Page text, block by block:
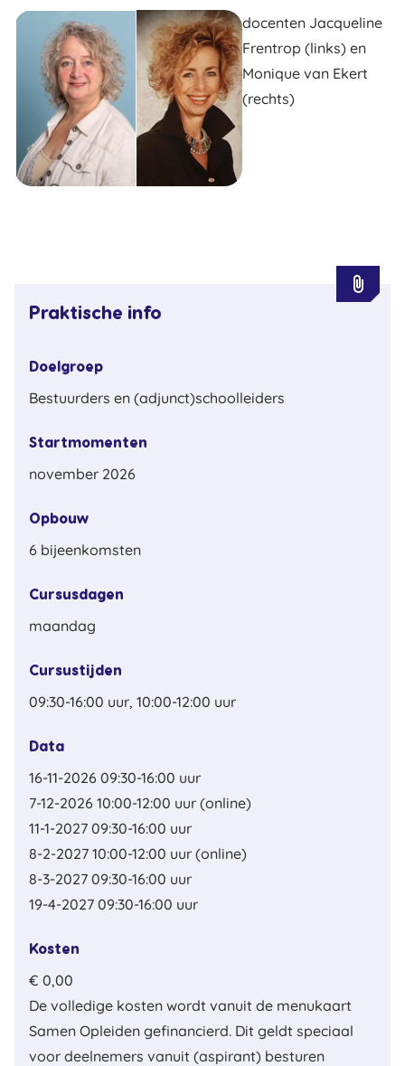
docenten Jacqueline
Frentrop (links) en
Monique van Ekert
(rechts)
attachment
Praktische info
Doelgroep
Bestuurders en (adjunct)schoolleiders
Startmomenten
november 2026
Opbouw
6 bijeenkomsten
Cursusdagen
maandag
Cursustijden
09:30-16:00 uur, 10:00-12:00 uur
Data
16-11-2026 09:30-16:00 uur
7-12-2026 10:00-12:00 uur (online)
11-1-2027 09:30-16:00 uur
8-2-2027 10:00-12:00 uur (online)
8-3-2027 09:30-16:00 uur
19-4-2027 09:30-16:00 uur
Kosten
€ 0,00
De volledige kosten wordt vanuit de menukaart
Samen Opleiden gefinancierd. Dit geldt speciaal
voor deelnemers vanuit (aspirant) besturen